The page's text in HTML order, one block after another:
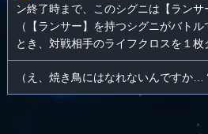
ン終了時まで、このシグニは【ランサ
（【ランサー】を持つシグニがバト
とき、対戦相手のライフクロスを１枚
（え、焼き鳥にはなれないんですか…